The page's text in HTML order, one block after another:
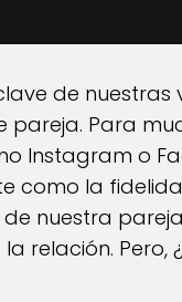
de nuestras
Para
Instagram o
como la
nuestra
relación. Pero,